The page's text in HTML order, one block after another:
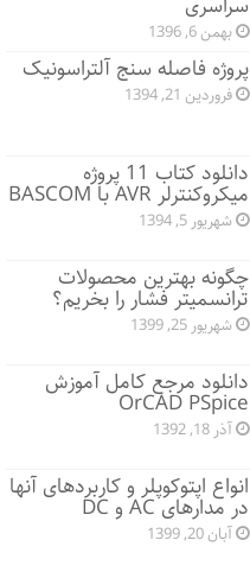
بهمن 6, 1396
پروژه فاصله سنج آلتراسونیک
فروردین 21, 1394
دانلود کتاب 11 پروژه
میکروکنترلر AVR با BASCOM
شهریور 5, 1394
چگونه بهترین محصولات
ترانسمیتر فشار را بخریم؟
شهریور 25, 1399
دانلود مرجع کامل آموزش
OrCAD PSpice
آذر 18, 1392
انواع اپتوکوپلر و کاربردهای آنها
در مدارهای AC و DC
آبان 20, 1399